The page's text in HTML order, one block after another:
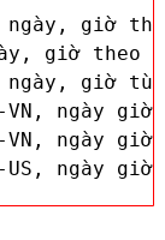
giờ
giờ theo
giờ tùy
ngày giờ
ngày
ngày giờ